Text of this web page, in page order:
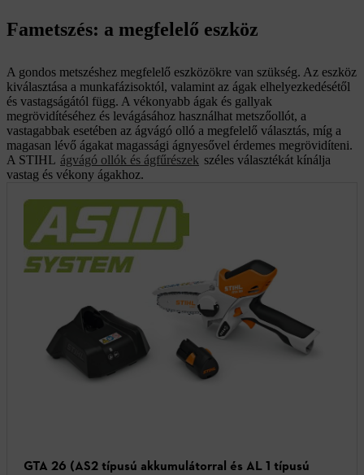
Fametszés: a megfelelő eszköz
A gondos metszéshez megfelelő eszközökre van szükség. Az eszköz
kiválasztása a munkafázisoktól, valamint az ágak elhelyezkedésétől
és vastagságától függ. A vékonyabb ágak és gallyak
megrövidítéséhez és levágásához használhat metszőollót, a
vastagabbak esetében az ágvágó olló a megfelelő választás, míg a
magasan lévő ágakat magassági ágnyesővel érdemes megrövidíteni.
A STIHL ágvágó ollók és ágfűrészek széles választékát kínálja
vastag és vékony ágakhoz.
GTA 26 (AS2 típusú akkumulátorral és AL 1 típusú